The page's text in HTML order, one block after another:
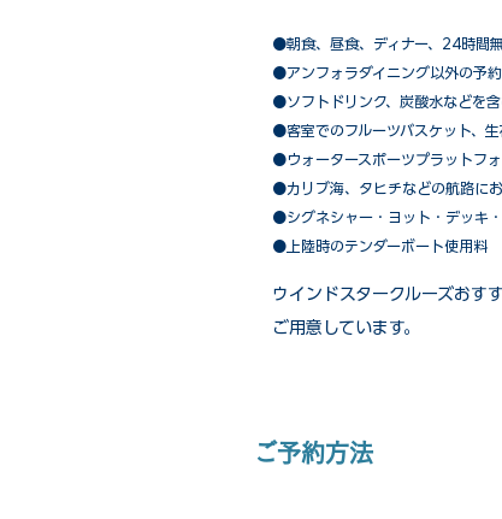
●朝食、昼食、ディナー、24時間
​●アンフォラダイニング以外の予
●ソフトドリンク、炭酸水などを
●客室でのフルーツバスケット、
●ウォータースポーツプラットフ
●カリブ海、タヒチなどの航路に
​●シグネシャー・ヨット・デッキ
●上陸時のテンダーボート使用料
ウインドスタークルーズおす
ご用意しています。
ご予約方法